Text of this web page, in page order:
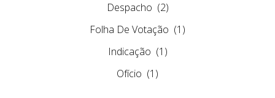
Despacho (2)
Folha De Votação (1)
Indicação (1)
Ofício (1)